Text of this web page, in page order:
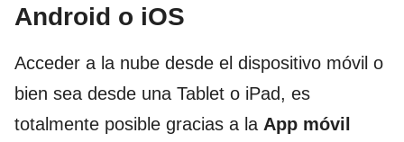
Android o iOS
Acceder a la nube desde el dispositivo móvil o
bien sea desde una Tablet o iPad, es
totalmente posible gracias a la App móvil